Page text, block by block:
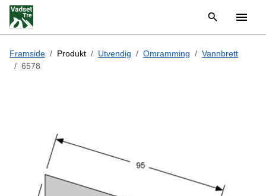
Framside Produkt Utvendig Omramming
Vannbrett
6578